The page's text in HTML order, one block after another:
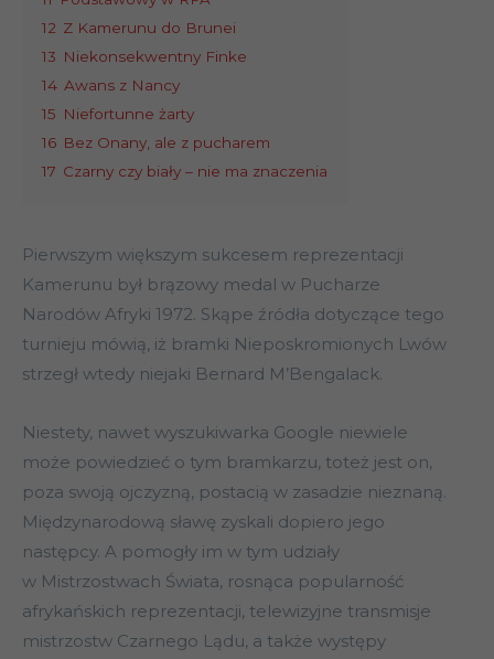
12 Z Kamerunu do Brunei
13 Niekonsekwentny Finke
14 Awans z Nancy
15 Niefortunne żarty
16 Bez Onany, ale z pucharem
17 Czarny czy biały – nie ma znaczenia
Pierwszym większym sukcesem reprezentacji
Kamerunu był brązowy medal w Pucharze
Narodów Afryki 1972. Skąpe źródła dotyczące tego
turnieju mówią, iż bramki Nieposkromionych Lwów
strzegł wtedy niejaki Bernard M’Bengalack.
Niestety, nawet wyszukiwarka Google niewiele
może powiedzieć o tym bramkarzu, toteż jest on,
poza swoją ojczyzną, postacią w zasadzie nieznaną.
Międzynarodową sławę zyskali dopiero jego
następcy. A pomogły im w tym udziały
w Mistrzostwach Świata, rosnąca popularność
afrykańskich reprezentacji, telewizyjne transmisje
mistrzostw Czarnego Lądu, a także występy